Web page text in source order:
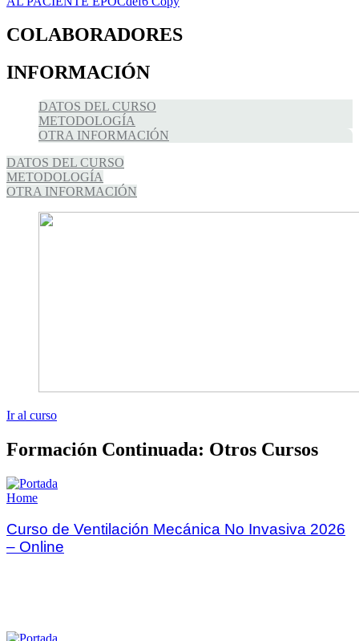
COLABORADORES
INFORMACIÓN
DATOS DEL CURSO
METODOLOGÍA
OTRA INFORMACIÓN
DATOS DEL CURSO
METODOLOGÍA
OTRA INFORMACIÓN
Ir al curso
Formación Continuada: Otros Cursos
Home
Curso de Ventilación Mecánica No Invasiva 2026
– Online